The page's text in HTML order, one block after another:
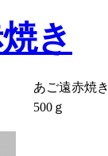
き
あご遠赤焼き
500ｇ